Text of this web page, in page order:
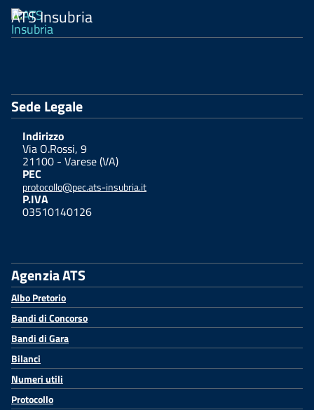
ATS Insubria
Sede Legale
Indirizzo
Via O.Rossi, 9
21100 - Varese (VA)
PEC
protocollo@pec.ats-insubria.it
P.IVA
03510140126
Agenzia ATS
Albo Pretorio
Bandi di Concorso
Bandi di Gara
Bilanci
Numeri utili
Protocollo